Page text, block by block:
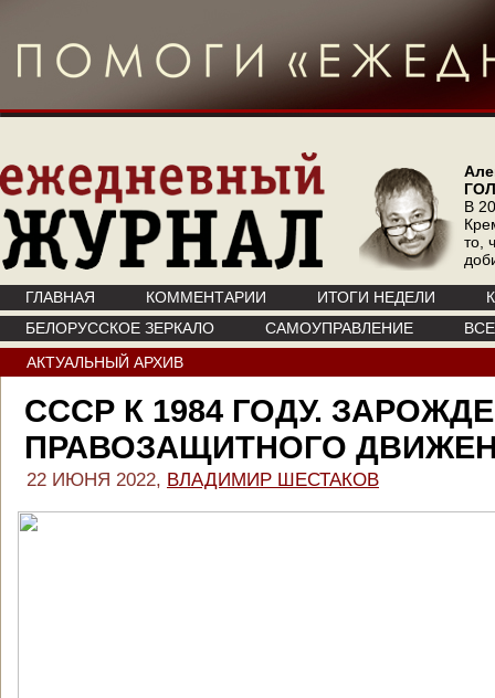
В
то,
ГЛАВНАЯ КОММЕНТАРИИ ИТОГИ НЕДЕЛИ
БЕЛОРУССКОЕ ЗЕРКАЛО
САМОУПРАВЛЕНИЕ
АКТУАЛЬНЫЙ АРХИВ
СССР К 1984 ГОДУ.
ПРАВОЗАЩИТНОГО
22 ИЮНЯ 2022, ВЛАДИМИР ШЕСТАКОВ